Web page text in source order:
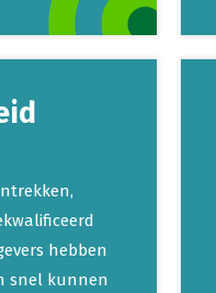
hebben
snel kunnen